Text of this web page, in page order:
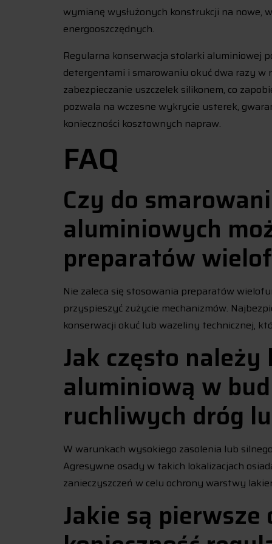
wymianę wysłużonych konstrukcji na nowe,
energooszczędnych.
Regularna konserwacja stolarki aluminiowej
detergentami i smarowaniu okuć dwa razy w
zabezpieczanie uszczelek silikonem, co
pozwala na wczesne wykrycie usterek,
konieczności kosztownych napraw.
FAQ
Czy do
aluminiowych
preparatów
Nie zaleca się stosowania preparatów
przyspieszyć zużycie mechanizmów.
konserwacji okuć lub wazeliny technicznej,
Jak często
aluminiową w
ruchliwych dróg
W warunkach wysokiego zasolenia lub
Agresywne osady w takich lokalizacjach
zanieczyszczeń w celu ochrony warstwy
Jakie są